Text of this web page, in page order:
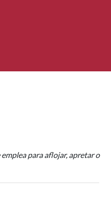
emplea para aflojar, apretar o